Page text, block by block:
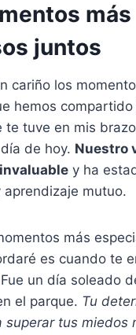
más
juntos
cariño los
hemos
te tuve en mis
de hoy. Nuestro
y ha
aprendizaje mutuo.
más
es cuando te
un día soleado
el parque. Tu
superar tus miedos